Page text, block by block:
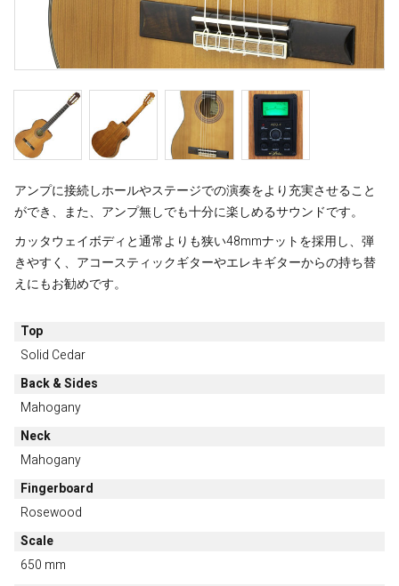
アンプに接続しホールやステージでの演奏をより充実させること
ができ、また、アンプ無しでも十分に楽しめるサウンドです。
カッタウェイボディと通常よりも狭い48mmナットを採用し、弾
きやすく、アコースティックギターやエレキギターからの持ち替
えにもお勧めです。
Top
Solid Cedar
Back & Sides
Mahogany
Neck
Mahogany
Fingerboard
Rosewood
Scale
650 mm